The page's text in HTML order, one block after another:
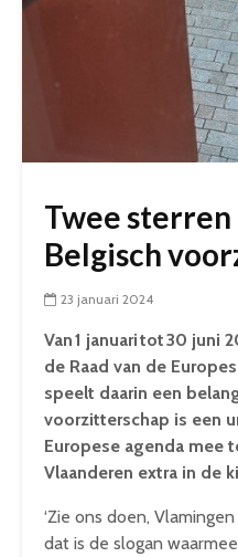
Twee sterren
Belgisch
23 januari 2024
Van 1 januari tot 30 juni
de Raad van de
speelt daarin een
voorzitterschap is een
Europese agenda mee
Vlaanderen extra in de
‘Zie ons doen,
dat is de slogan